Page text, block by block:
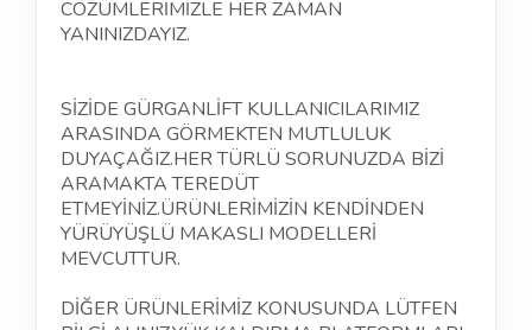
CÖZÜMLERİMİZLE HER ZAMAN
YANINIZDAYIZ.
SİZİDE GÜRGANLİFT KULLANICILARIMIZ
ARASINDA GÖRMEKTEN MUTLULUK
DUYAÇAĞIZ.HER TÜRLÜ SORUNUZDA BİZİ
ARAMAKTA TEREDÜT
ETMEYİNİZ.ÜRÜNLERİMİZİN KENDİNDEN
YÜRÜYÜŞLÜ MAKASLI MODELLERİ
MEVCUTTUR.
DİĞER ÜRÜNLERİMİZ KONUSUNDA LÜTFEN